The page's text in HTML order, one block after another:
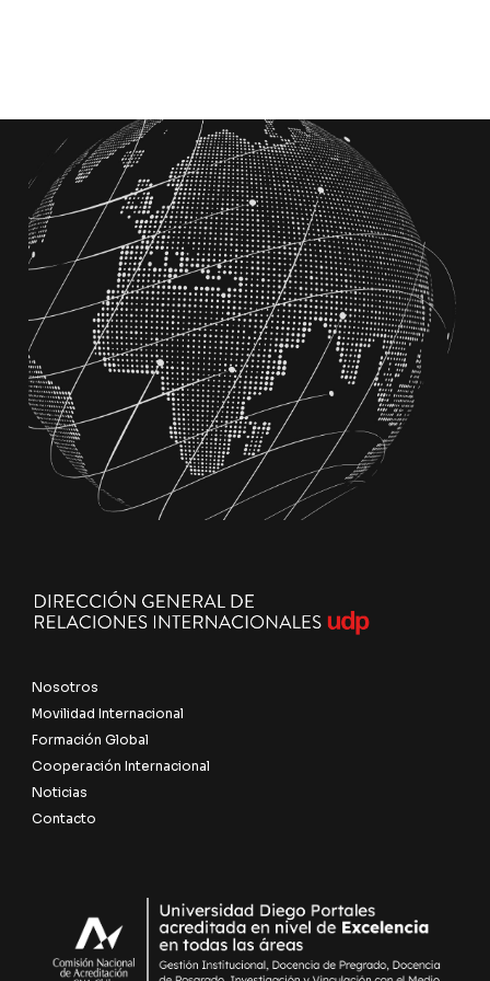
Nosotros
Movilidad Internacional
Formación Global
Cooperación Internacional
Noticias
Contacto